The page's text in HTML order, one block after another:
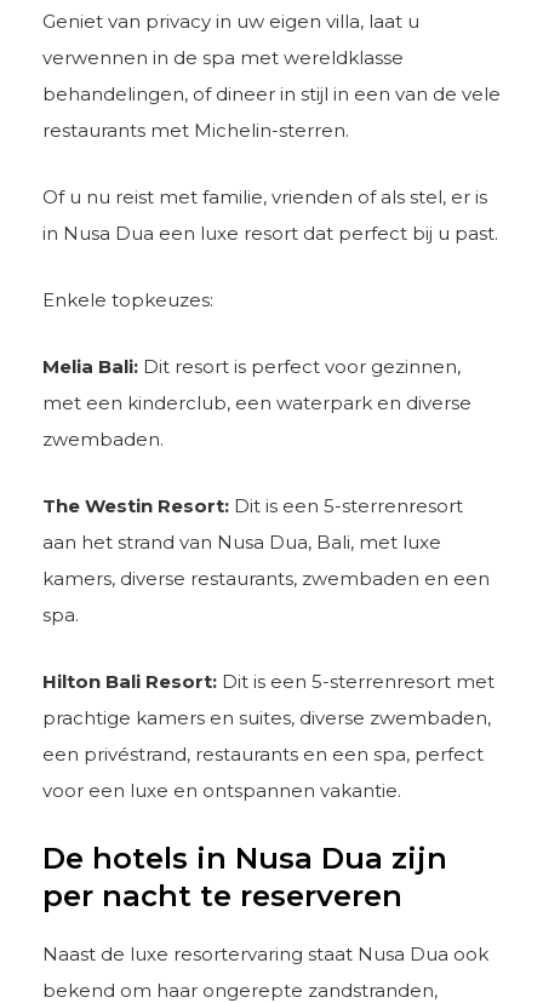
Geniet van privacy in uw eigen villa, laat u
verwennen in de spa met wereldklasse
behandelingen, of dineer in stijl in een van de vele
restaurants met Michelin-sterren.
Of u nu reist met familie, vrienden of als stel, er is
in Nusa Dua een luxe resort dat perfect bij u past.
Enkele topkeuzes:
Melia Bali: Dit resort is perfect voor gezinnen,
met een kinderclub, een waterpark en diverse
zwembaden.
The Westin Resort: Dit is een 5-sterrenresort
aan het strand van Nusa Dua, Bali, met luxe
kamers, diverse restaurants, zwembaden en een
spa.
Hilton Bali Resort: Dit is een 5-sterrenresort met
prachtige kamers en suites, diverse zwembaden,
een privéstrand, restaurants en een spa, perfect
voor een luxe en ontspannen vakantie.
De hotels in Nusa Dua zijn
per nacht te reserveren
Naast de luxe resortervaring staat Nusa Dua ook
bekend om haar ongerepte zandstranden,